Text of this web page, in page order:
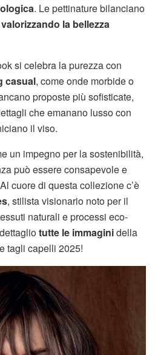
. Le pettinature bilanciano
valorizzando la bellezza
si celebra la purezza con
casual, come onde morbide o
proposte più sofisticate,
che emanano lusso con
il viso.
un impegno per la sostenibilità,
può essere consapevole e
cuore di questa collezione c’è
, stilista visionario noto per il
naturali e processi eco-
tutte le immaginidella
tagli capelli 2025!